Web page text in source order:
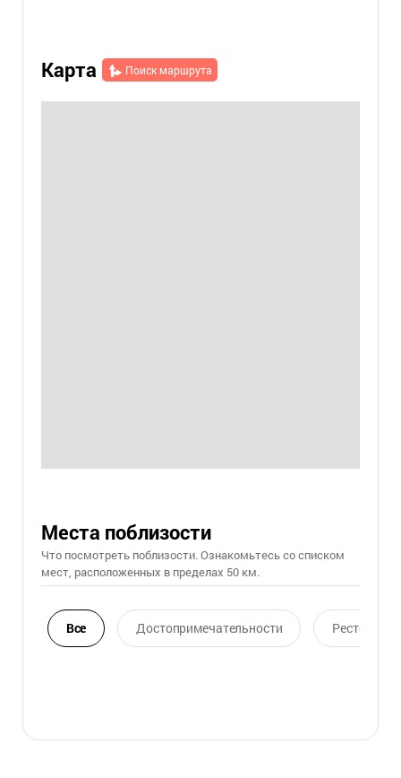
Карта Поиск маршрута
Места поблизости
Что посмотреть поблизости. Ознакомьтесь со списком
мест, расположенных в пределах 50 км.
Все Достопримечательности Ресторан